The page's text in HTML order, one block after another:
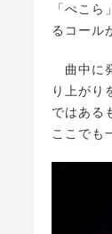
「ぺこ
るコール
曲中に
り上がり
ではある
ここでも